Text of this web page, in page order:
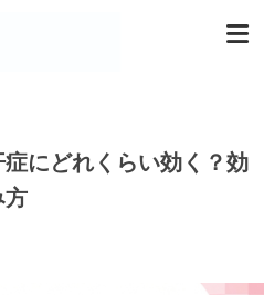
にどれくらい効く？効
方